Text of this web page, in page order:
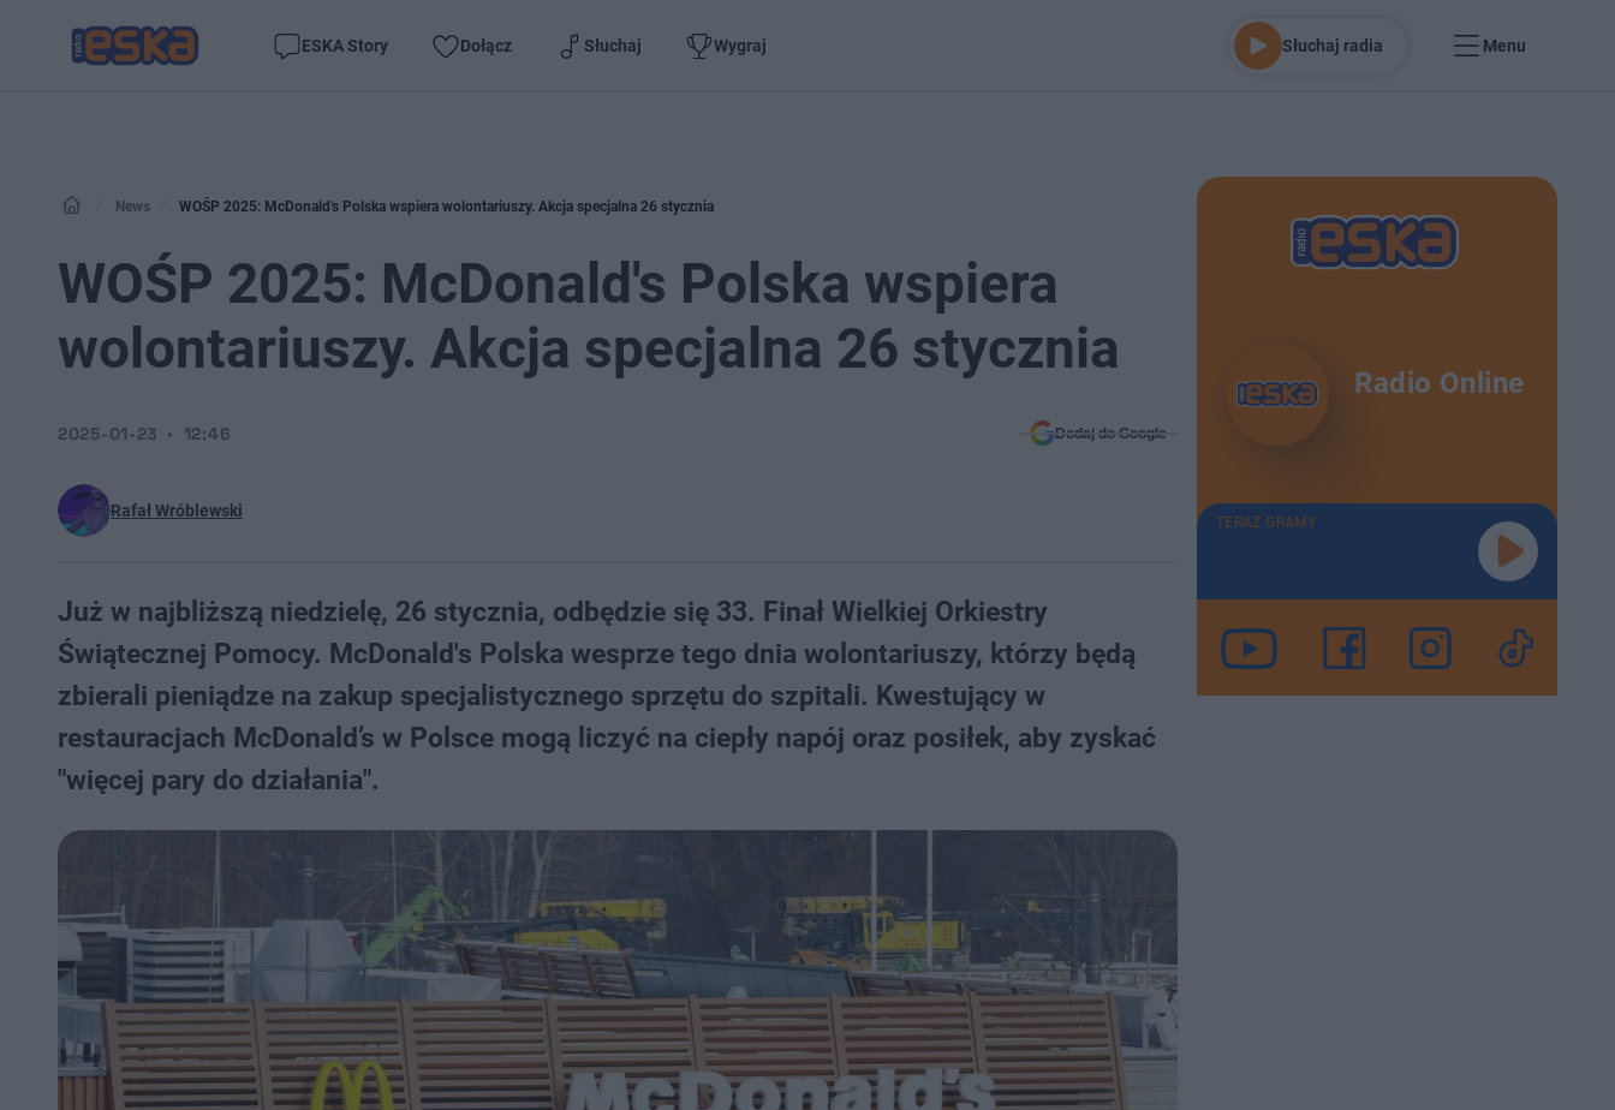
ESKA Story Dołącz Słuchaj Wygraj Słuchaj radia Menu
News WOŚP 2025: McDonald's Polska wspiera wolontariuszy. Akcja specjalna 26 stycznia
WOŚP 2025: McDonald's Polska wspiera
wolontariuszy. Akcja specjalna 26 stycznia
Rafał Wróblewski
2025-01-23 12:46 Dodaj do Google
Już w najbliższą niedzielę, 26 stycznia, odbędzie się 33. Finał Wielkiej Orkiestry
Świątecznej Pomocy. McDonald's Polska wesprze tego dnia wolontariuszy, którzy będą
zbierali pieniądze na zakup specjalistycznego sprzętu do szpitali. Kwestujący w
restauracjach McDonald’s w Polsce mogą liczyć na ciepły napój oraz posiłek, aby zyskać
"więcej pary do działania".
Radio Online
TERAZ GRAMY